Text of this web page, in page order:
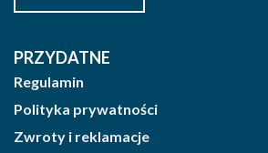
PRZYDATNE
Regulamin
Polityka prywatności
Zwroty i reklamacje